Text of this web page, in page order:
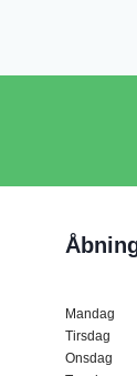
Mandag
Tirsdag
Onsdag